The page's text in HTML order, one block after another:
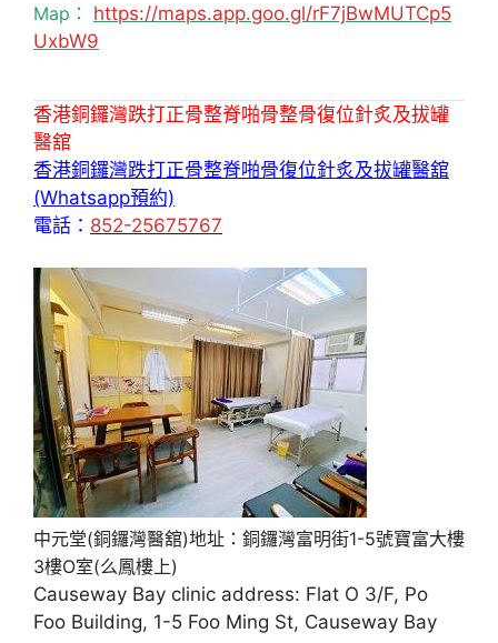
Map： https://maps.app.goo.gl/rF7jBwMUTCp5
UxbW9
香港銅鑼灣跌打正骨整脊啪骨整骨復位針炙及拔罐
醫舘
香港銅鑼灣跌打正骨整脊啪骨復位針炙及拔罐醫舘
(Whatsapp預約)
電話： 852-25675767
中元堂(銅鑼灣醫舘)地址：銅鑼灣富明街1-5號寶富大樓
3樓O室(么鳳樓上)
Causeway Bay clinic address: Flat O 3/F, Po
Foo Building, 1-5 Foo Ming St, Causeway Bay